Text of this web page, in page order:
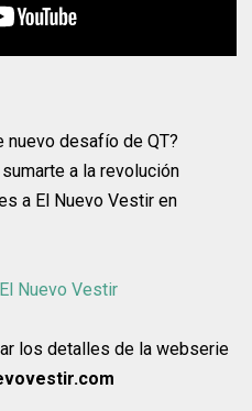
nuevo desafío de QT?
a la revolución
a El Nuevo Vestir en
Nuevo Vestir
los detalles de la webserie